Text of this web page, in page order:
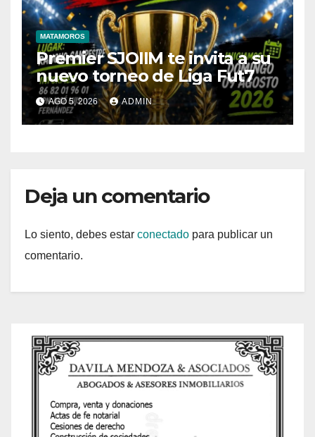
MATAMOROS
Premier SJOIIM te invita a su
nuevo torneo de Liga Fut7
AGO 5, 2026 ADMIN
Deja un comentario
Lo siento, debes estar conectado para publicar un
comentario.